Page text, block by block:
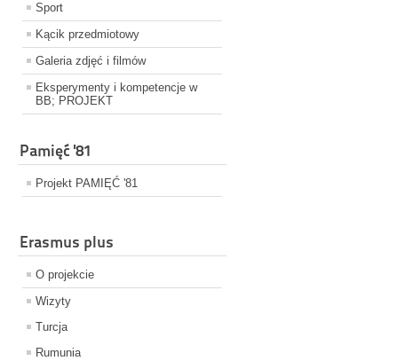
Sport
Kącik przedmiotowy
Galeria zdjęć i filmów
Eksperymenty i kompetencje w
BB; PROJEKT
Pamięć '81
Projekt PAMIĘĆ '81
Erasmus plus
O projekcie
Wizyty
Turcja
Rumunia